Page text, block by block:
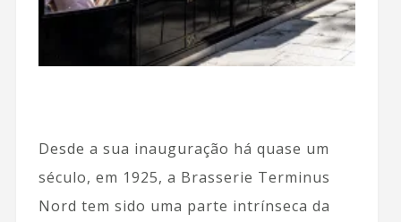
Desde a sua inauguração há quase um
século, em 1925, a Brasserie Terminus
Nord tem sido uma parte intrínseca da